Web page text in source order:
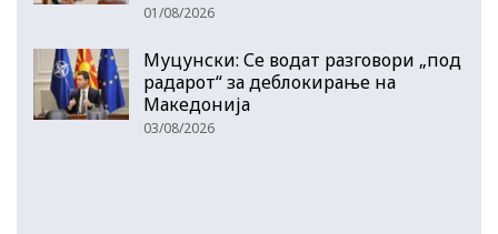
01/08/2026
Муцунски: Се водат разговори „под
радарот“ за деблокирање на
Македонија
03/08/2026